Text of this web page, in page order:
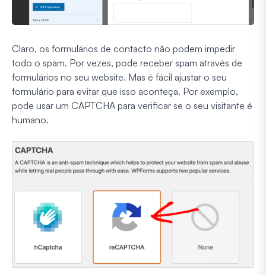
Claro, os formulários de contacto não podem impedir
todo o spam. Por vezes, pode receber spam através de
formulários no seu website. Mas é fácil ajustar o seu
formulário para evitar que isso aconteça. Por exemplo,
pode usar um CAPTCHA para verificar se o seu visitante é
humano.